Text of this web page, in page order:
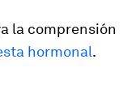
la comprensión
hormonal.